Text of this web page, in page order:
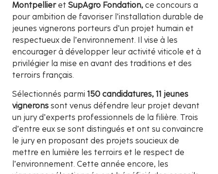
Montpellieret SupAgro Fondation, ce concours a
pour ambition de favoriser l’installation durable de
jeunes vignerons porteurs d’un projet humain et
respectueux de l’environnement. Il vise à les
encourager à développer leur activité viticole et à
privilégier la mise en avant des traditions et des
terroirs français.
Sélectionnés parmi 150 candidatures, 11 jeunes
vignerons sont venus défendre leur projet devant
un jury d’experts professionnels de la filière. Trois
d’entre eux se sont distingués et ont su convaincre
le jury en proposant des projets soucieux de
mettre en lumière les terroirs et le respect de
l’environnement. Cette année encore, les